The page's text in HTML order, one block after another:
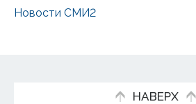
Новости СМИ2
НАВЕРХ